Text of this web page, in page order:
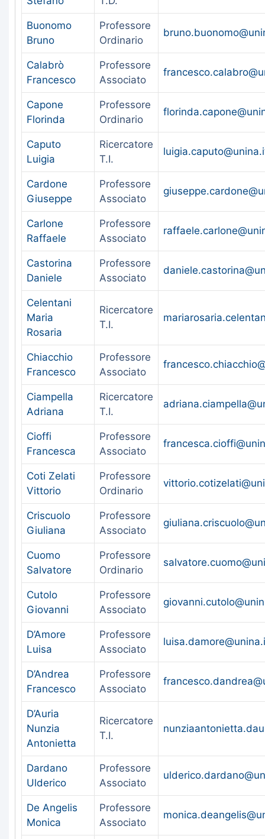
Buonomo
Bruno
Professore
Ordinario
Calabrò
Francesco
Professore
Associato
Capone
Florinda
Professore
Ordinario
Caputo
Luigia
Ricercatore
T.I.
Cardone
Giuseppe
Professore
Associato
Carlone
Raffaele
Professore
Associato
Castorina
Daniele
Professore
Associato
Celentani
Maria
Rosaria
Ricercatore
T.I.
Chiacchio
Francesco
Professore
Associato
Ciampella
Adriana
Ricercatore
T.I.
Cioffi
Francesca
Professore
Associato
Coti Zelati
Vittorio
Professore
Ordinario
Criscuolo
Giuliana
Professore
Associato
Cuomo
Salvatore
Professore
Ordinario
Cutolo
Giovanni
Professore
Associato
D’Amore
Luisa
Professore
Associato
D’Andrea
Francesco
Professore
Associato
D’Auria
Nunzia
Antonietta
Ricercatore
T.I.
Dardano
Ulderico
Professore
Associato
De Angelis
Monica
Professore
Associato